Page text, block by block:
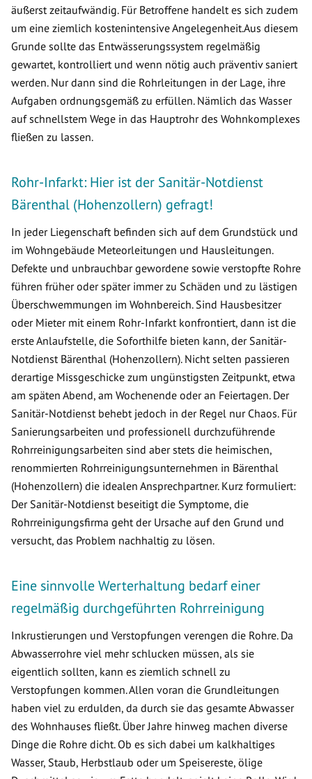
äußerst zeitaufwändig. Für Betroffene handelt es sich zudem
um eine ziemlich kostenintensive Angelegenheit.Aus diesem
Grunde sollte das Entwässerungssystem regelmäßig
gewartet, kontrolliert und wenn nötig auch präventiv saniert
werden. Nur dann sind die Rohrleitungen in der Lage, ihre
Aufgaben ordnungsgemäß zu erfüllen. Nämlich das Wasser
auf schnellstem Wege in das Hauptrohr des Wohnkomplexes
fließen zu lassen.
Rohr-Infarkt: Hier ist der Sanitär-Notdienst
Bärenthal (Hohenzollern) gefragt!
In jeder Liegenschaft befinden sich auf dem Grundstück und
im Wohngebäude Meteorleitungen und Hausleitungen.
Defekte und unbrauchbar gewordene sowie verstopfte Rohre
führen früher oder später immer zu Schäden und zu lästigen
Überschwemmungen im Wohnbereich. Sind Hausbesitzer
oder Mieter mit einem Rohr-Infarkt konfrontiert, dann ist die
erste Anlaufstelle, die Soforthilfe bieten kann, der Sanitär-
Notdienst Bärenthal (Hohenzollern). Nicht selten passieren
derartige Missgeschicke zum ungünstigsten Zeitpunkt, etwa
am späten Abend, am Wochenende oder an Feiertagen. Der
Sanitär-Notdienst behebt jedoch in der Regel nur Chaos. Für
Sanierungsarbeiten und professionell durchzuführende
Rohrreinigungsarbeiten sind aber stets die heimischen,
renommierten Rohrreinigungsunternehmen in Bärenthal
(Hohenzollern) die idealen Ansprechpartner. Kurz formuliert:
Der Sanitär-Notdienst beseitigt die Symptome, die
Rohrreinigungsfirma geht der Ursache auf den Grund und
versucht, das Problem nachhaltig zu lösen.
Eine sinnvolle Werterhaltung bedarf einer
regelmäßig durchgeführten Rohrreinigung
Inkrustierungen und Verstopfungen verengen die Rohre. Da
Abwasserrohre viel mehr schlucken müssen, als sie
eigentlich sollten, kann es ziemlich schnell zu
Verstopfungen kommen. Allen voran die Grundleitungen
haben viel zu erdulden, da durch sie das gesamte Abwasser
des Wohnhauses fließt. Über Jahre hinweg machen diverse
Dinge die Rohre dicht. Ob es sich dabei um kalkhaltiges
Wasser, Staub, Herbstlaub oder um Speisereste, ölige